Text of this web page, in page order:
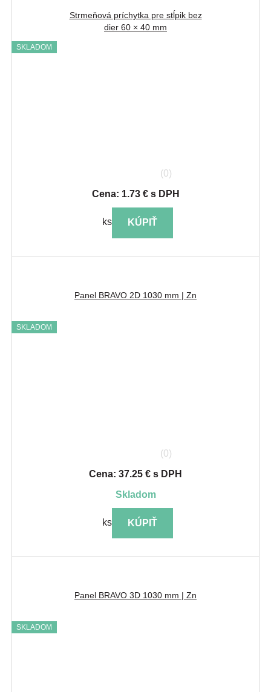
Strmeňová príchytka pre stĺpik bez
dier 60 × 40 mm
SKLADOM
(0)
Cena: 1.73 € s DPH
ks KÚPIŤ
Panel BRAVO 2D 1030 mm | Zn
SKLADOM
(0)
Cena: 37.25 € s DPH
skladom
ks KÚPIŤ
Panel BRAVO 3D 1030 mm | Zn
SKLADOM